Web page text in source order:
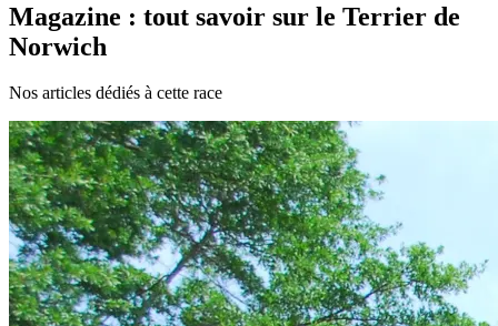
Magazine : tout savoir sur le Terrier de
Norwich
Nos articles dédiés à cette race